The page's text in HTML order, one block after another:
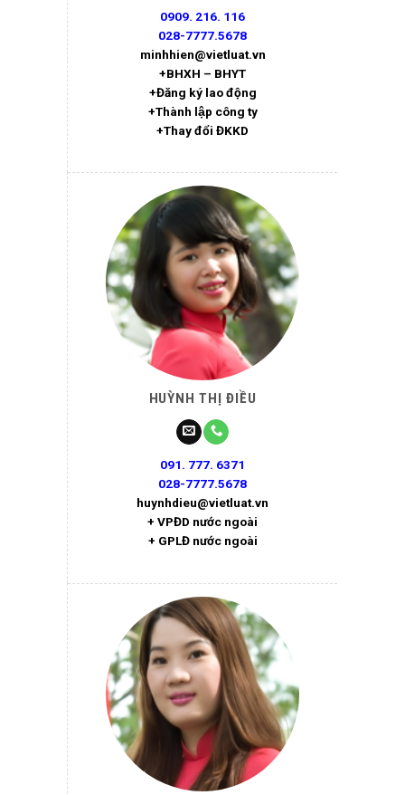
0909. 216. 116
028-7777.5678
minhhien@vietluat.vn
+BHXH – BHYT
+Đăng ký lao động
+Thành lập công ty
+Thay đổi ĐKKD
HUỲNH THỊ ĐIỀU
091. 777. 6371
028-7777.5678
huynhdieu@vietluat.vn
+ VPĐD nước ngoài
+ GPLĐ nước ngoài